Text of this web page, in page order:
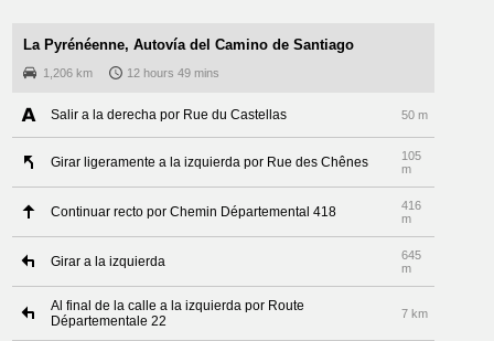
La Pyrénéenne, Autovía del Camino de Santiago
1,206 km 12 hours 49 mins
Salir a la derecha por Rue du Castellas 50 m
Girar ligeramente a la izquierda por Rue des Chênes
105
m
Continuar recto por Chemin Départemental 418
416
m
Girar a la izquierda
645
m
Al final de la calle a la izquierda por Route
Départementale 22
7 km